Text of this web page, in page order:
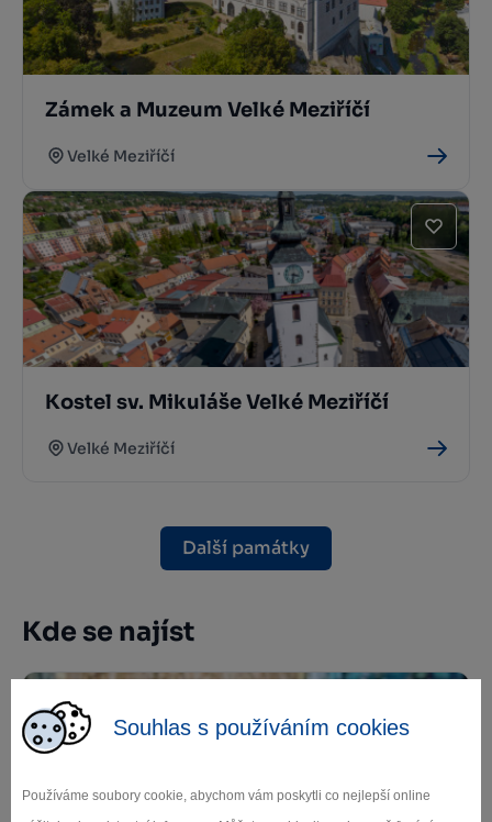
Souhlas s používáním cookies
Používáme soubory cookie, abychom vám poskytli co nejlepší online
Zámek a Muzeum Velké Meziříčí
Velké Meziříčí
Kostel sv. Mikuláše Velké Meziříčí
Velké Meziříčí
Další památky
Kde se najíst